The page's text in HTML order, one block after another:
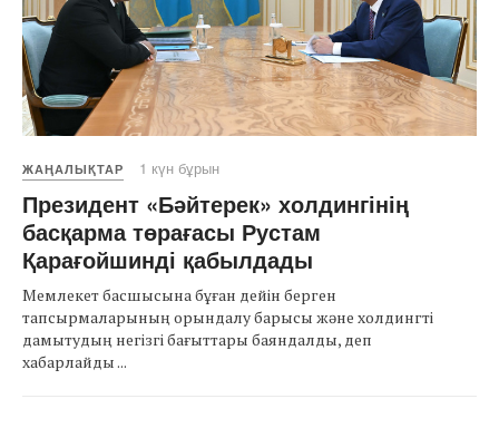
ЖАҢАЛЫҚТАР 1 күн бұрын
Президент «Бәйтерек» холдингінің
басқарма төрағасы Рустам
Қарағойшинді қабылдады
Мемлекет басшысына бұған дейін берген
тапсырмаларының орындалу барысы және холдингті
дамытудың негізгі бағыттары баяндалды, деп
хабарлайды ...